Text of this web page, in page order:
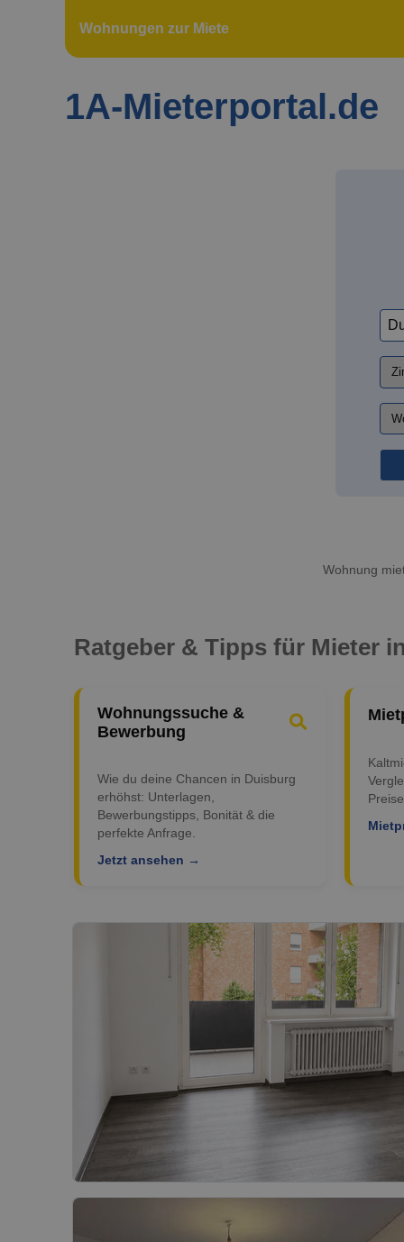
Wohnungen zur Miete
1A-Mieterportal.de
Wohnung
Ratgeber & Tipps für Mieter
Wohnungssuche &
Bewerbung
Wie du deine Chancen in Duisburg
erhöhst: Unterlagen,
Bewerbungstipps, Bonität & die
perfekte Anfrage.
Jetzt ansehen →